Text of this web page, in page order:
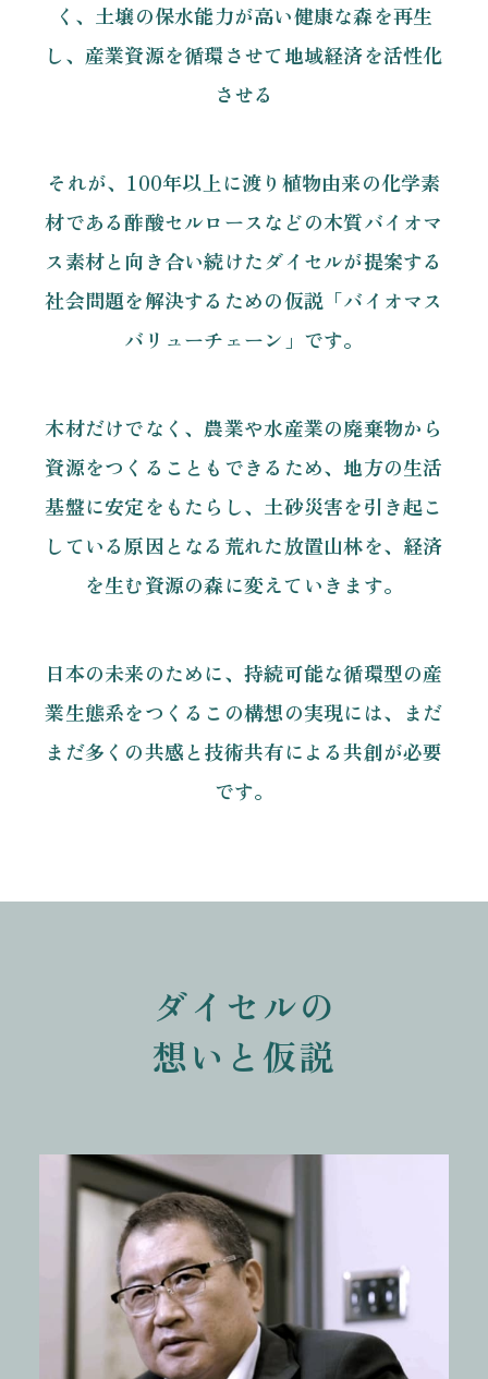
く、土壌の保水能力が高い健康な森を再生
し、 産業資源を循環させて地域経済を活性化
させる
それが、100年以上に渡り植物由来の化学素
材である酢酸セルロースなどの木質バイオマ
ス素材と向き合い続けたダイセルが提案する
社会問題を解決するための仮説「バイオマス
バリューチェーン」です。
木材だけでなく、農業や水産業の廃棄物から
資源をつくることもできるため、 地方の生活
基盤に安定をもたらし、土砂災害を引き起こ
している原因となる 荒れた放置山林を、経済
を生む資源の森に変えていきます。
日本の未来のために、 持続可能な循環型の産
業生態系をつくるこの構想の実現には、
まだ
まだ多くの共感と技術共有による共創が必要
です。
ダイセルの
想いと仮説